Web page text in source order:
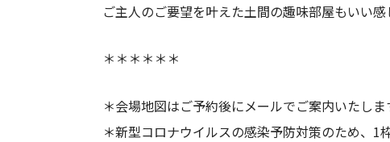
ご主人のご要望を叶えた土間の趣味部屋もいい感
＊＊＊＊＊＊
＊会場地図はご予約後にメールでご案内いたしま
＊新型コロナウイルスの感染予防対策のため、1